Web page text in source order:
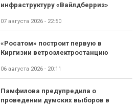
инфраструктуру «Вайлдберриз»
07 августа 2026 - 22:50
«Росатом» построит первую в
Киргизии ветроэлектростанцию
06 августа 2026 - 20:11
Памфилова предупредила о
проведении думских выборов в